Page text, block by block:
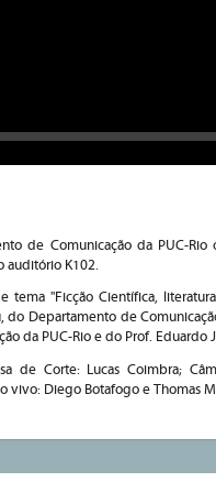
Seek
de Comunicação da PUC-
auditório K102.
tema "Ficção Científica,
do Departamento de
da PUC-Rio e do Prof.
de Corte: Lucas Coimbra;
vivo: Diego Botafogo e Thomas